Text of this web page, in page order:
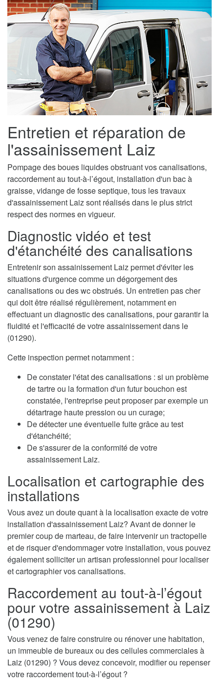
Entretien et réparation de
l'assainissement Laiz
Pompage des boues liquides obstruant vos canalisations,
raccordement au tout-à-l’égout, installation d'un bac à
graisse, vidange de fosse septique, tous les travaux
d'assainissement Laiz sont réalisés dans le plus strict
respect des normes en vigueur.
Diagnostic vidéo et test
d'étanchéité des canalisations
Entretenir son assainissement Laiz permet d'éviter les
situations d'urgence comme un dégorgement des
canalisations ou des wc obstrués. Un entretien pas cher
qui doit être réalisé régulièrement, notamment en
effectuant un diagnostic des canalisations, pour garantir la
fluidité et l'efficacité de votre assainissement dans le
(01290).
Cette inspection permet notamment :
De constater l'état des canalisations : si un problème
de tartre ou la formation d'un futur bouchon est
constatée, l'entreprise peut proposer par exemple un
détartrage haute pression ou un curage;
De détecter une éventuelle fuite grâce au test
d'étanchéité;
De s'assurer de la conformité de votre
assainissement Laiz.
Localisation et cartographie des
installations
Vous avez un doute quant à la localisation exacte de votre
installation d'assainissement Laiz? Avant de donner le
premier coup de marteau, de faire intervenir un tractopelle
et de risquer d'endommager votre installation, vous pouvez
également solliciter un artisan professionnel pour localiser
et cartographier vos canalisations.
Raccordement au tout-à-l’égout
pour votre assainissement à Laiz
(01290)
Vous venez de faire construire ou rénover une habitation,
un immeuble de bureaux ou des cellules commerciales à
Laiz (01290) ? Vous devez concevoir, modifier ou repenser
votre raccordement tout-à-l’égout ?